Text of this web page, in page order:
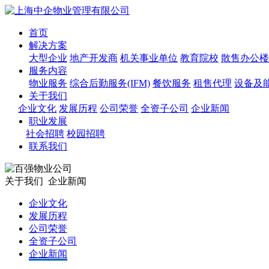
首页
解决方案
大型企业 地产开发商 机关事业单位 教育院校 散售办公楼
服务内容
物业服务 综合后勤服务(IFM) 餐饮服务 租售代理 设备及
关于我们
企业文化 发展历程 公司荣誉 全资子公司 企业新闻
职业发展
社会招聘 校园招聘
联系我们
关于我们 企业新闻
企业文化
发展历程
公司荣誉
全资子公司
企业新闻